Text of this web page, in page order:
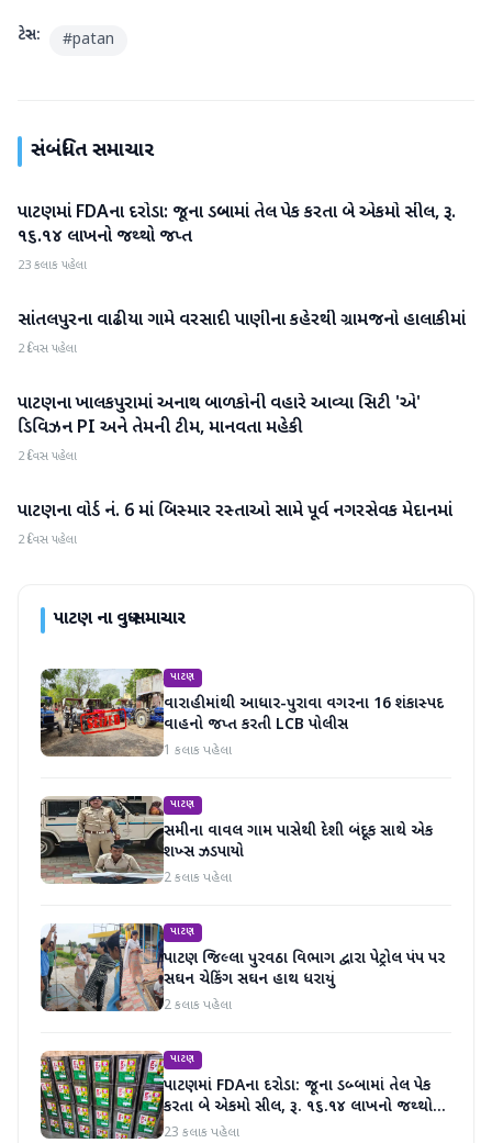
ટેગ્સ: #patan
સંબંધિત સમાચાર
પાટણ
પાટણમાં FDAના દરોડા: જૂના ડબ્બામાં તેલ પેક કરતા બે એકમો સીલ, રૂ.
૧૬.૧૪ લાખનો જથ્થો જપ્ત
23 કલાક પહેલા
પાટણ
સાંતલપુરના વાઢીયા ગામે વરસાદી પાણીના કહેરથી ગ્રામજનો હાલાકીમાં
2 દિવસ પહેલા
પાટણ
પાટણના ખાલકપુરામાં અનાથ બાળકોની વહારે આવ્યા સિટી 'એ'
ડિવિઝન PI અને તેમની ટીમ, માનવતા મહેકી
2 દિવસ પહેલા
પાટણ
પાટણના વોર્ડ નં. 6 માં બિસ્માર રસ્તાઓ સામે પૂર્વ નગરસેવક મેદાનમાં
2 દિવસ પહેલા
પાટણના વધુ સમાચાર
પાટણ
વારાહીમાંથી આધાર-પુરાવા વગરના 16 શંકાસ્પદ
વાહનો જપ્ત કરતી LCB પોલીસ
1 કલાક પહેલા
પાટણ
સમીના વાવલ ગામ પાસેથી દેશી બંદૂક સાથે એક
શખ્સ ઝડપાયો
2 કલાક પહેલા
પાટણ
પાટણ જિલ્લા પુરવઠા વિભાગ દ્વારા પેટ્રોલ પંપ પર
સઘન ચેકિંગ સઘન હાથ ધરાયું
2 કલાક પહેલા
પાટણ
પાટણમાં FDAના દરોડા: જૂના ડબ્બામાં તેલ પેક
કરતા બે એકમો સીલ, રૂ. ૧૬.૧૪ લાખનો જથ્થો
જપ્ત
23 કલાક પહેલા